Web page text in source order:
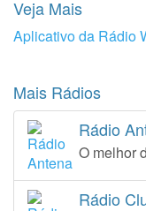
Veja Mais
Aplicativo da Rádio
Mais Rádios
Rádio
O melhor
Rádio